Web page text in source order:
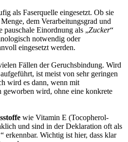
als Faserquelle eingesetzt. Ob sie
dem Verarbeitungsgrad und
pauschale Einordnung als „Zucker“
notwendig oder
eingesetzt werden.
Fällen der Geruchsbindung. Wird
ist meist von sehr geringen
wird es dann, wenn mit
geworben wird, ohne eine konkrete
wie Vitamin E (Tocopherol-
und sind in der Deklaration oft als
“ erkennbar. Wichtig ist hier, dass klar